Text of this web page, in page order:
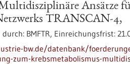
Ansätze
TRANSCAN-4,
durch: BMFTR, Einreichungsfrist:
bw.de/datenbank/
zum-krebsmetabolismus-